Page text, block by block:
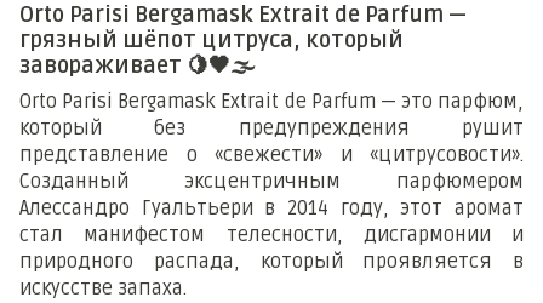
Orto Parisi Bergamask Extrait de Parfum —
грязный шёпот цитруса, который
завораживает 🍋🖤🌫️
Orto Parisi Bergamask Extrait de Parfum — это парфюм,
который без предупреждения рушит
представление о «свежести» и «цитрусовости».
Созданный эксцентричным парфюмером
Алессандро Гуальтьери в 2014 году, этот аромат
стал манифестом телесности, дисгармонии и
природного распада, который проявляется в
искусстве запаха.